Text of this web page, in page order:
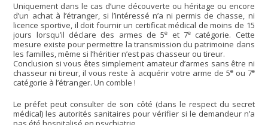
Uniquement dans le cas d’une découverte ou héritage ou encore
d’un achat à l’étranger, si l’intéressé n’a ni permis de chasse, ni
licence sportive, il doit fournir un certificat médical de moins de 15
jours lorsqu’il déclare des armes de 5e et 7ecatégorie. Cette
mesure existe pour permettre la transmission du patrimoine dans
les familles, même si l’héritier n’est pas chasseur ou tireur.
Conclusion si vous êtes simplement amateur d’armes sans être ni
chasseur ni tireur, il vous reste à acquérir votre arme de 5eou 7e
catégorie à l’étranger. Un comble !
Le préfet peut consulter de son côté (dans le respect du secret
médical) les autorités sanitaires pour vérifier si le demandeur n’a